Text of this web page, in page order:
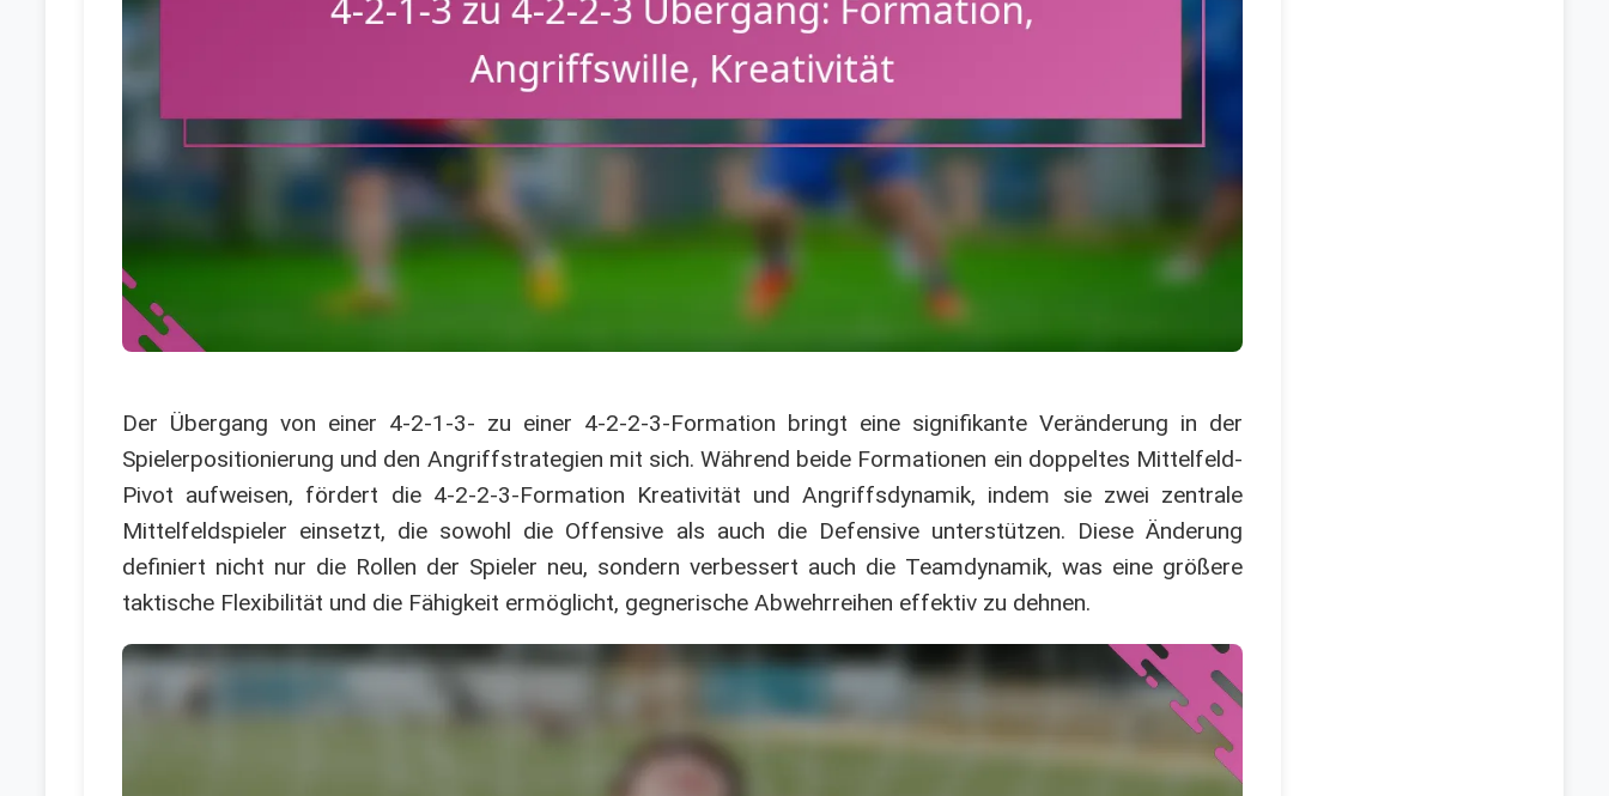
Der Übergang von einer 4-2-1-3- zu einer 4-2-2-3-Formation bringt eine signifikante Veränderung in der
Spielerpositionierung und den Angriffstrategien mit sich. Während beide Formationen ein doppeltes Mittelfeld-
Pivot aufweisen, fördert die 4-2-2-3-Formation Kreativität und Angriffsdynamik, indem sie zwei zentrale
Mittelfeldspieler einsetzt, die sowohl die Offensive als auch die Defensive unterstützen. Diese Änderung
definiert nicht nur die Rollen der Spieler neu, sondern verbessert auch die Teamdynamik, was eine größere
taktische Flexibilität und die Fähigkeit ermöglicht, gegnerische Abwehrreihen effektiv zu dehnen.